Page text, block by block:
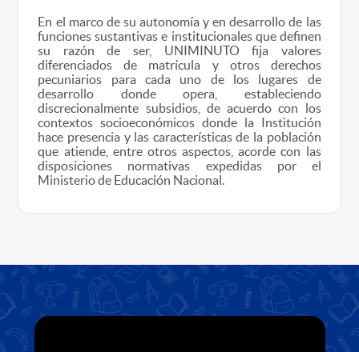
En el marco de su autonomía y en desarrollo de las
funciones sustantivas e institucionales que definen
su razón de ser, UNIMINUTO fija valores
diferenciados de matrícula y otros derechos
pecuniarios para cada uno de los lugares de
desarrollo donde opera, estableciendo
discrecionalmente subsidios, de acuerdo con los
contextos socioeconómicos donde la Institución
hace presencia y las características de la población
que atiende, entre otros aspectos, acorde con las
disposiciones normativas expedidas por el
Ministerio de Educación Nacional.